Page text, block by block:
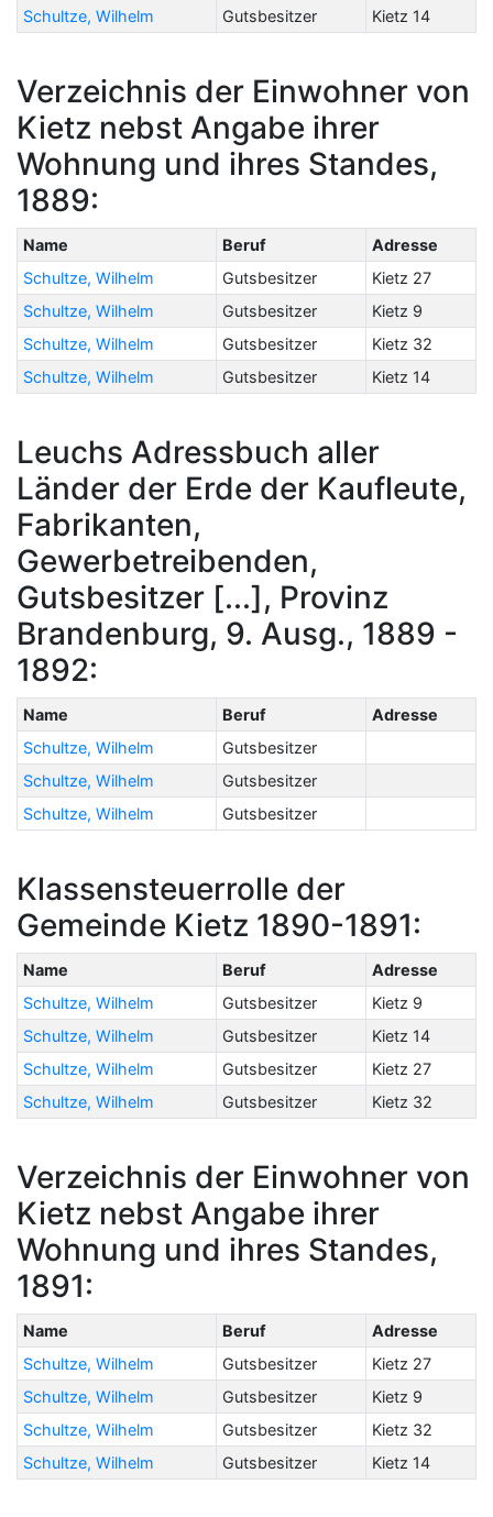
Schultze, Wilhelm Gutsbesitzer Kietz 14
Verzeichnis der Einwohner von
Kietz nebst Angabe ihrer
Wohnung und ihres Standes,
1889:
Name Beruf
Adresse
Schultze, Wilhelm
Gutsbesitzer
Kietz 27
Schultze, Wilhelm
Gutsbesitzer
Kietz 9
Schultze, Wilhelm
Gutsbesitzer
Kietz 32
Schultze, Wilhelm
Gutsbesitzer Kietz 14
Leuchs Adressbuch aller
Länder der Erde der Kaufleute,
Fabrikanten,
Gewerbetreibenden,
Gutsbesitzer [...], Provinz
Brandenburg, 9. Ausg., 1889 -
1892:
Name Beruf
Adresse
Schultze, Wilhelm
Gutsbesitzer
Schultze, Wilhelm
Gutsbesitzer
Schultze, Wilhelm
Gutsbesitzer
Klassensteuerrolle der
Gemeinde Kietz 1890-1891:
Name Beruf
Adresse
Schultze, Wilhelm
Gutsbesitzer
Kietz 9
Schultze, Wilhelm
Gutsbesitzer
Kietz 14
Schultze, Wilhelm
Gutsbesitzer
Kietz 27
Schultze, Wilhelm
Gutsbesitzer Kietz 32
Verzeichnis der Einwohner von
Kietz nebst Angabe ihrer
Wohnung und ihres Standes,
1891:
Name Beruf
Adresse
Schultze, Wilhelm
Gutsbesitzer
Kietz 27
Schultze, Wilhelm
Gutsbesitzer
Kietz 9
Schultze, Wilhelm
Gutsbesitzer
Kietz 32
Schultze, Wilhelm
Gutsbesitzer Kietz 14